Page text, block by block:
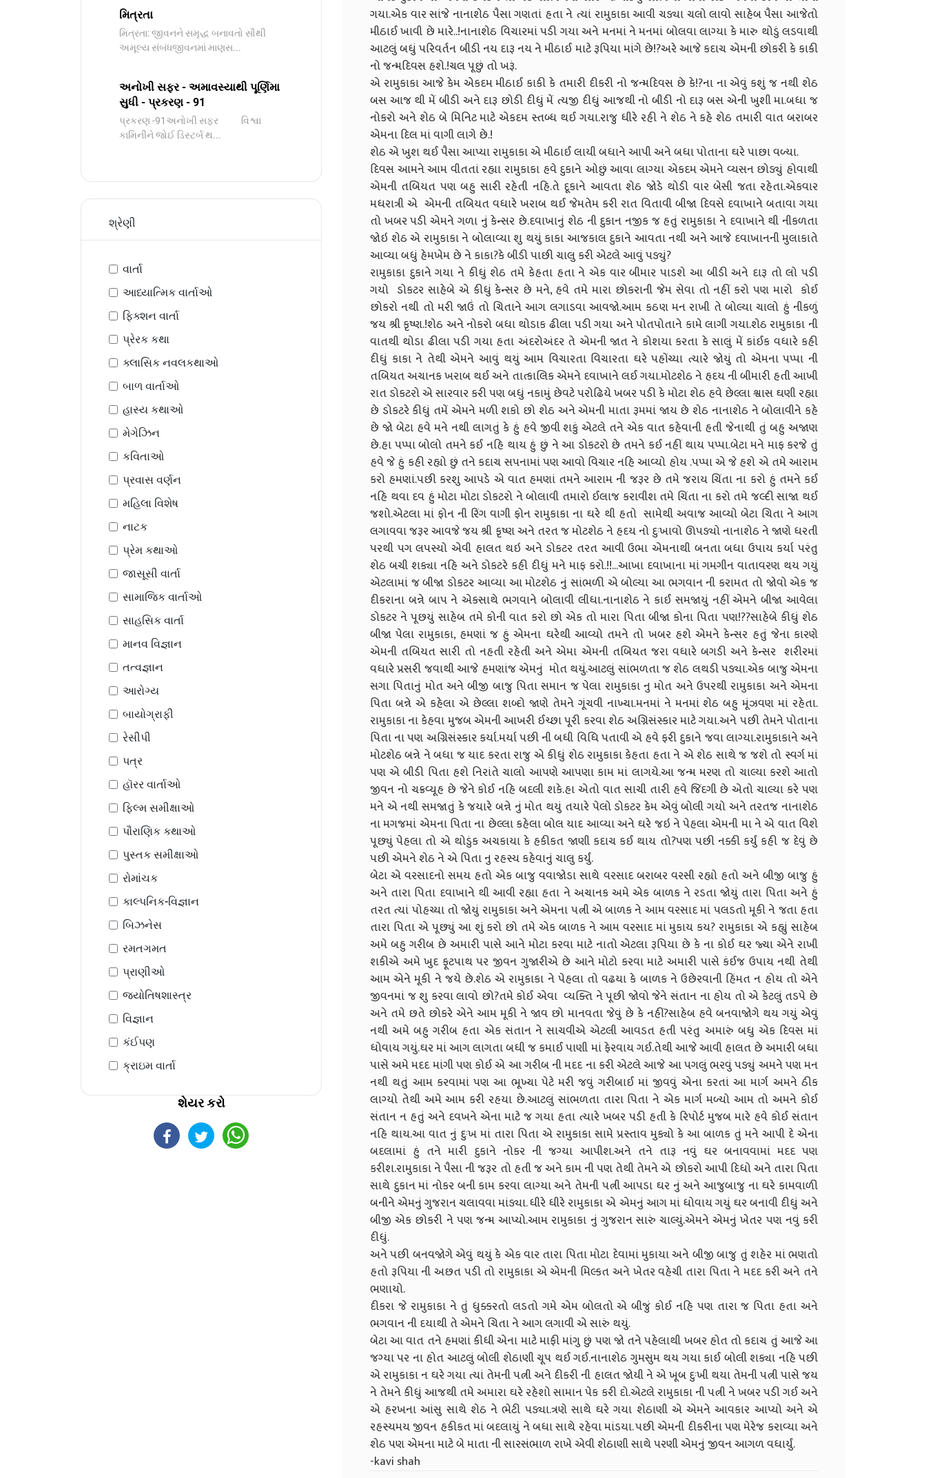
મિત્રતા
મિત્રતા: જીવનને સમૃદ્ધ બનાવતો સૌથી
અમૂલ્ય સંબંધજીવનમાં માણસ...
અનોખી સફર - અમાવસ્યાથી પૂર્ણિમા
સુધી - પ્રકરણ - 91
પ્રકરણ -91અનોખી સફર વિશ્વા
કામિનીને જોઈ ડિસ્ટર્બ થ...
શ્રેણી
વાર્તા
આધ્યાત્મિક વાર્તાઓ
ફિક્શન વાર્તા
પ્રેરક કથા
ક્લાસિક નવલકથાઓ
બાળ વાર્તાઓ
હાસ્ય કથાઓ
મેગેઝિન
કવિતાઓ
પ્રવાસ વર્ણન
મહિલા વિશેષ
નાટક
પ્રેમ કથાઓ
જાસૂસી વાર્તા
સામાજિક વાર્તાઓ
સાહસિક વાર્તા
માનવ વિજ્ઞાન
તત્વજ્ઞાન
આરોગ્ય
બાયોગ્રાફી
રેસીપી
પત્ર
હૉરર વાર્તાઓ
ફિલ્મ સમીક્ષાઓ
પૌરાણિક કથાઓ
પુસ્તક સમીક્ષાઓ
રોમાંચક
કાલ્પનિક-વિજ્ઞાન
બિઝનેસ
રમતગમત
પ્રાણીઓ
જ્યોતિષશાસ્ત્ર
વિજ્ઞાન
કંઈપણ
ક્રાઇમ વાર્તા
શેયર કરો
ગયા.એક વાર સાંજે નાનાશેઠ પૈસા ગણતાં હતા ને ત્યાં રામુકાકા આવી ચડ્યા ચલો લાવો સાહેબ પૈસા આજેતો
મીઠાઈ ખાવી છે મારે..!નાનાશેઠ વિચારમાં પડી ગયા અને મનમાં ને મનમાં બોલવા લાગ્યા કે મારુ થોડું લડવાથી
આટલું બધું પરિવર્તન બીડી નય દારૂ નય ને મીઠાઈ માટે રૂપિયા માંગે છે!?અરે આજે કદાચ એમની છોકરી કે કાકી
નો જન્મદિવસ હશે.!ચલ પૂછું તો ખરૂં.
એ રામુકાકા આજે કેમ એકદમ મીઠાઈ કાકી કે તમારી દીકરી નો જન્મદિવસ છે કે!?ના ના એવું કશું જ નથી શેઠ
બસ આજ થી મેં બીડી અને દારૂ છોડી દીધું મેં ત્યજી દીધું આજથી નો બીડી નો દારૂ બસ એની ખુશી મા.બધા જ
નોકરો અને શેઠ બે મિનિટ માટે એકદમ સ્તબ્ધ થઈ ગયા.રાજુ ધીરે રહી ને શેઠ ને કહે શેઠ તમારી વાત બરાબર
એમના દિલ માં વાગી લાગે છે.!
શેઠ એ ખુશ થઈ પૈસા આપ્યા રામુકાકા એ મીઠાઈ લાયી બધાને આપી અને બધા પોતાના ઘરે પાછા વળ્યા.
દિવસ આમને આમ વીતતાં રહ્યા રામુકાકા હવે દુકાને ઓછું આવા લાગ્યા એકદમ એમને વ્યસન છોડ્યું હોવાથી
એમની તબિયત પણ બહુ સારી રહેતી નહિ.તે દૂકાને આવતા શેઠ જોડે થોડી વાર બેસી જતા રહેતા.એકવાર
મધરાત્રી એ એમની તબિયત વધારે ખરાબ થઈ જેમતેમ કરી રાત વિતાવી બીજા દિવસે દવાખાને બતાવા ગયા
તો ખબર પડી એમને ગળા નું કેન્સર છે.દવાખાનું શેઠ ની દુકાન નજીક જ હતું રામુકાકા ને દવાખાને થી નીકળતા
જોઇ શેઠ એ રામુકાકા ને બોલાવ્યા શુ થયું કાકા આજકાલ દુકાને આવતા નથી અને આજે દવાખાનની મુલાકાતે
આવ્યા બધું હેમખેમ છે ને કાકા?કે બીડી પાછી ચાલુ કરી એટલે આવું પડ્યું?
રામુકાકા દુકાને ગયા ને કીધું શેઠ તમે કેહતા હતા ને એક વાર બીમાર પાડશે આ બીડી અને દારૂ તો લો પડી
ગયો ડોકટર સાહેબે એ કીધું કેન્સર છે મને, હવે તમે મારા છોકરાની જેમ સેવા તો નહીં કરો પણ મારો કોઈ
છોકરો નથી તો મરી જાઉં તો ચિતાને આગ લગાડવા આવજો.આમ કઠણ મન રાખી તે બોલ્યા ચાલો હું નીકળું
જય શ્રી કૃષ્ણ.!શેઠ અને નોકરો બધા થોડાક ઢીલા પડી ગયા અને પોતપોતાને કામે લાગી ગયા.શેઠ રામુકાકા ની
વાતથી થોડા ઢીલા પડી ગયા હતા અંદરોઅંદર તે એમની જાત ને કોશયા કરતા કે સાલું મેં કાંઈક વધારે કહી
દીધું કાકા ને તેથી એમને આવું થયું આમ વિચારતા વિચારતા ઘરે પહોંચ્યા ત્યારે જોયું તો એમના પપ્પા ની
તબિયત અચાનક ખરાબ થઈ અને તાત્કાલિક એમને દવાખાને લઈ ગયા.મોટશેઠ ને હૃદય ની બીમારી હતી આખી
રાત ડોકટરો એ સારવાર કરી પણ બધું નકામું છેવટે પરોઢિયે ખબર પડી કે મોટા શેઠ હવે છેલ્લા શ્વાસ ઘણી રહ્યા
છે ડોકટરે કીધું તમેં એમને મળી શકો છો શેઠ અને એમની માતા રૂમમાં જાય છે શેઠ નાનાશેઠ ને બોલાવીને કહે
છે જો બેટા હવે મને નથી લાગતું કે હું હવે જીવી શકું એટલે તને એક વાત કહેવાની હતી જેનાથી તું બહુ અજાણ
છે.હા પપ્પા બોલો તમને કઈ નહિ થાય હું છું ને આ ડોકટરો છે તમને કઈ નહીં થાય પપ્પા.બેટા મને માફ કરજે તું
હવે જે હું કહી રહ્યો છું તને કદાચ સપનામાં પણ આવો વિચાર નહિ આવ્યો હોય .પપ્પા એ જે હશે એ તમે આરામ
કરો હમણાં.પછી કરશુ આપડે એ વાત હમણાં તમને આરામ ની જરૂર છે તમે જરાય ચિંતા ના કરો હું તમને કઈ
નહિ થવા દવ હું મોટા મોટા ડોકટરો ને બોલાવી તમારો ઈલાજ કરાવીશ તમે ચિંતા ના કરો તમે જલ્દી સાજા થઈ
જશો.એટલા માં ફોન ની રિંગ વાગી ફોન રામુકાકા ના ઘરે થી હતો સામેથી અવાજ આવ્યો બેટા ચિતા ને આગ
લગાવવા જરૂર આવજે જય શ્રી કૃષ્ણ અને તરત જ મોટશેઠ ને હદય નો દુઃખાવો ઊપડ્યો નાનાશેઠ ને જાણે ધરતી
પરથી પગ લપસ્યો એવી હાલત થઇ અને ડોકટર તરત આવી ઉભા એમનાથી બનતા બધા ઉપાય કર્યા પરંતુ
શેઠ બચી શક્યા નહિ અને ડોકટરે કહી દીધું મને માફ કરો.!!...આખા દવાખાના માં ગમગીન વાતાવરણ થય ગયું
એટલામાં જ બીજા ડોકટર આવ્યા આ મોટશેઠ નું સાંભળી એ બોલ્યા આ ભગવાન ની કરામત તો જોવો એક જ
દીકરાના બન્ને બાપ ને એકસાથે ભગવાને બોલાવી લીધા.નાનાશેઠ ને કાઈ સમજાયું નહીં એમને બીજા આવેલા
ડોકટર ને પૂછયું સાહેબ તમે કોની વાત કરો છો એક તો મારા પિતા બીજા કોના પિતા પણ!??સાહેબે કીધું શેઠ
બીજા પેલા રામુકાકા, હમણાં જ હું એમના ઘરેથી આવ્યો તમને તો ખબર હશે એમને કેન્સર હતું જેના કારણે
એમની તબિયત સારી તો નહતી રહેતી અને એમા એમની તબિયત જરા વધારે બગડી અને કેન્સર શરીરમાં
વધારે પ્રસરી જવાથી આજે હમણાંજ એમનું મોત થયું.આટલું સાંભળતા જ શેઠ લથડી પડ્યા.એક બાજુ એમના
સગા પિતાનું મોત અને બીજી બાજુ પિતા સમાન જ પેલા રામુકાકા નુ મોત અને ઉપરથી રામુકાકા અને એમના
પિતા બન્ને એ કહેલા એ છેલ્લા શબ્દો જાણે તેમને ગૂંચવી નાખ્યા.મનમાં ને મનમાં શેઠ બહુ મૂંઝવણ માં રહેતા.
રામુકાકા ના કેહવા મુજબ એમની આખરી ઈચ્છા પૂરી કરવા શેઠ અગ્નિસંસ્કાર માટે ગયા.અને પછી તેમને પોતાના
પિતા ના પણ અગ્નિસંસ્કાર કર્યા.મર્યા પછી ની બધી વિધિ પતાવી એ હવે ફરી દુકાને જવા લાગ્યા.રામુકાકાને અને
મોટશેઠ બન્ને ને બધા જ યાદ કરતા રાજુ એ કીધું શેઠ રામુકાકા કેહતા હતા ને એ શેઠ સાથે જ જશે તો સ્વર્ગ માં
પણ એ બીડી પિતા હશે નિરાંતે ચાલો આપણે આપણા કામ માં લાગયે.આ જન્મ મરણ તો ચાલ્યા કરશે આતો
જીવન નો ચક્રવ્યૂહ છે જેને કોઈ નહિ બદલી શકે.હા એતો વાત સાચી તારી હવે જિંદગી છે એતો ચાલ્યા કરે પણ
મને એ નથી સમજાતું કે જયારે બન્ને નું મોત થયું તયારે પેલો ડોકટર કેમ એવું બોલી ગયો અને તરતજ નાનાશેઠ
ના મગજમાં એમના પિતા ના છેલ્લા કહેલા બોલ યાદ આવ્યા અને ઘરે જઇ ને પેહલા એમની મા ને એ વાત વિશે
પૂછ્યું પેહલા તો એ થોડુંક અચકાયા કે હકીકત જાણી કદાચ કઈ થાય તો?પણ પછી નક્કી કર્યું કહી જ દેવું છે
પછી એમને શેઠ ને એ પિતા નુ રહસ્ય કહેવાનું ચાલુ કર્યું.
બેટા એ વરસાદનો સમય હતો એક બાજુ વવાજોડા સાથે વરસાદ બરાબર વરસી રહ્યો હતો અને બીજી બાજુ હું
અને તારા પિતા દવાખાને થી આવી રહ્યા હતા ને અચાનક અમે એક બાળક ને રડતા જોયું તારા પિતા અને હું
તરત ત્યાં પોહચ્યા તો જોયું રામુકાકા અને એમના પત્ની એ બાળક ને આમ વરસાદ માં પલડતો મૂકી ને જતા હતા
તારા પિતા એ પૂછ્યું આ શું કરો છો તમે એક બાળક ને આમ વરસાદ માં મુકાય કય? રામુકાકા એ કહ્યું સાહેબ
અમે બહુ ગરીબ છે અમારી પાસે આને મોટા કરવા માટે નાતો એટલા રૂપિયા છે કે ના કોઈ ઘર જ્યા એને રાખી
શકીએ અમે ખુદ ફૂટપાથ પર જીવન ગુજારીએ છે આને મોટો કરવા માટે અમારી પાસે કંઈજ ઉપાય નથી તેથી
આમ એને મૂકી ને જયે છે.શેઠ એ રામુકાકા ને પેહલા તો વઢયા કે બાળક ને ઉછેરવાની હિંમત ન હોય તો એને
જીવનમાં જ શુ કરવા લાવો છો?તમે કોઈ એવા વ્યક્તિ ને પૂછી જોવો જેને સંતાન ના હોય તો એ કેટલું તડપે છે
અને તમે છતે છોકરે એને આમ મૂકી ને જાવ છો માનવતા જેવું છે કે નહીં?સાહેબ હવે બનવાજોગે થય ગયું એવું
નથી અમે બહુ ગરીબ હતા એક સંતાન ને સાચવીએ એટલી આવડત હતી પરંતુ અમારું બધુ એક દિવસ માં
ધોવાય ગયું.ઘર માં આગ લાગતા બધી જ કમાઈ પાણી માં ફેરવાય ગઈ.તેથી આજે આવી હાલત છે અમારી બધા
પાસે અમે મદદ માંગી પણ કોઈ એ આ ગરીબ ની મદદ ના કરી એટલે આજે આ પગલું ભરવું પડ્યું અમને પણ મન
નથી થતું આમ કરવામાં પણ આ ભૂખ્યા પેટે મરી જવું ગરીબાઈ માં જીવવું એના કરતાં આ માર્ગ અમને ઠીક
લાગ્યો તેથી અમે આમ કરી રહયા છે.આટલું સાંભળતા તારા પિતા ને એક માર્ગ મળ્યો આમ તો અમને કોઈ
સંતાન ન હતું અને દવખને એના માટે જ ગયા હતા ત્યારે ખબર પડી હતી કે રિપોર્ટ મુજબ મારે હવે કોઈ સંતાન
નહિ થાય.આ વાત નું દુઃખ માં તારા પિતા એ રામુકાકા સામે પ્રસ્તાવ મુક્યો કે આ બાળક તું મને આપી દે એના
બદલામાં હું તને મારી દુકાને નોકર ની જગ્યા આપીશ.અને તને તારૂ નવું ઘર બનાવવામાં મદદ પણ
કરીશ.રામુકાકા ને પૈસા ની જરૂર તો હતી જ અને કામ ની પણ તેથી તેમને એ છોકરો આપી દિધો અને તારા પિતા
સાથે દુકાન માં નોકર બની કામ કરવા લાગ્યા અને તેમની પત્ની આપડા ઘર નું અને આજુબાજુ ના ઘરે કામવાળી
બનીને એમનું ગુજરાન ચલાવવા માંડ્યા. ધીરે ધીરે રામુકાકા એ એમનું આગ માં ધોવાય ગયું ઘર બનાવી દીધું અને
બીજી એક છોકરી ને પણ જન્મ આપ્યો.આમ રામુકાકા નું ગુજરાન સારું ચાલ્યું.એમને એમનું ખેતર પણ નવું કરી
દીધું.
અને પછી બનવજોગે એવું થયું કે એક વાર તારા પિતા મોટા દેવામાં મુકાયા અને બીજી બાજુ તું શહેર માં ભણતો
હતો રૂપિયા ની અછત પડી તો રામુકાકા એ એમની મિલ્કત અને ખેતર વહેચી તારા પિતા ને મદદ કરી અને તને
ભણાયો.
દીકરા જે રામુકાકા ને તું ધુક્કરતો લડતો ગમે એમ બોલતો એ બીજું કોઈ નહિ પણ તારા જ પિતા હતા અને
ભગવાન ની દયાથી તે એમને ચિતા ને આગ લગાવી એ સારું થયું.
બેટા આ વાત તને હમણાં કીધી એના માટે માફી માંગુ છું પણ જો તને પહેલાથી ખબર હોત તો કદાચ તું આજે આ
જગ્યા પર ના હોત આટલું બોલી શેઠાણી ચૂપ થઈ ગઈ.નાનાશેઠ ગુમસુમ થય ગયા કાઈ બોલી શક્યા નહિ પછી
એ રામુકાકા ન ઘરે ગયા ત્યાં તેમની પત્ની અને દીકરી ની હાલત જોયી ને એ ખૂબ દુઃખી થયા તેમની પત્ની પાસે જય
ને તેમને કીધું આજથી તમે અમારા ઘરે રહેશો સામાન પેક કરી દો.એટલે રામુકાકા ની પત્ની ને ખબર પડી ગઈ અને
એ હરખના આંસુ સાથે શેઠ ને ભેટી પડ્યા.ત્રણે સાથે ઘરે ગયા શેઠાણી એ એમને આવકાર આપ્યો અને એ
રહસ્યમય જીવન હકીકત માં બદલાયું ને બધા સાથે રહેવા માંડયા. પછી એમની દીકરીના પણ મેરેજ કરાવ્યા અને
શેઠ પણ એમના માટે બે માતા ની સારસંભાળ રાખે એવી શેઠાણી સાથે પરણી એમનું જીવન આગળ વધાર્યું.
-kavi shah